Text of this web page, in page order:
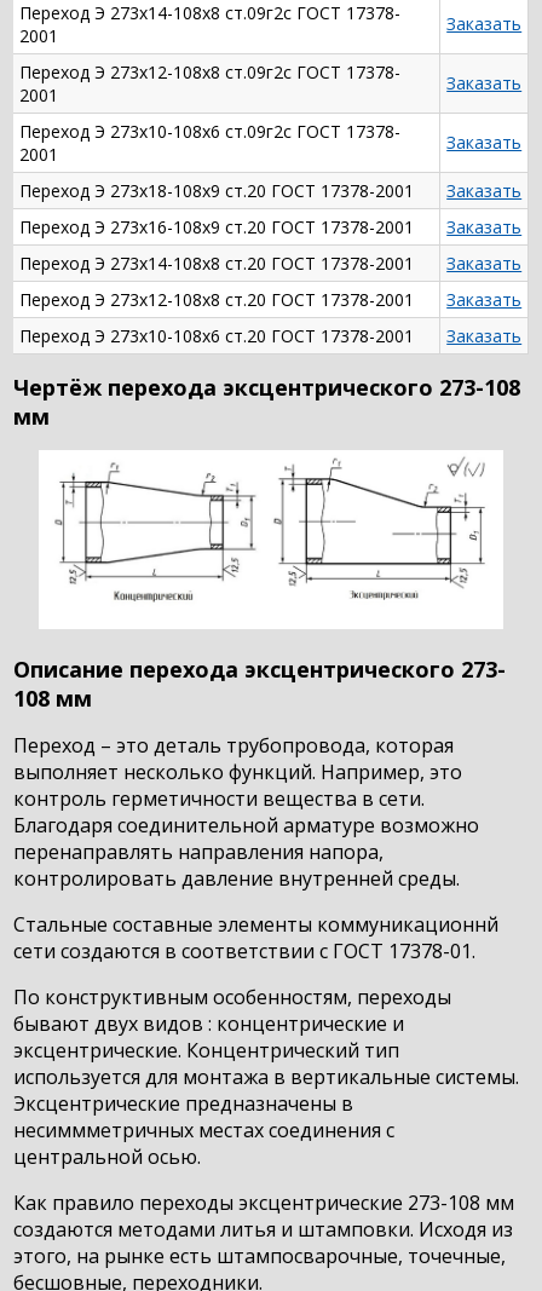
Переход Э 273х14-108х8 ст.09г2с ГОСТ 17378-
2001
Заказать
Переход Э 273х12-108х8 ст.09г2с ГОСТ 17378-
2001
Заказать
Переход Э 273х10-108х6 ст.09г2с ГОСТ 17378-
2001
Заказать
Переход Э 273х18-108х9 ст.20 ГОСТ 17378-2001
Заказать
Переход Э 273х16-108х9 ст.20 ГОСТ 17378-2001
Заказать
Переход Э 273х14-108х8 ст.20 ГОСТ 17378-2001
Заказать
Переход Э 273х12-108х8 ст.20 ГОСТ 17378-2001
Заказать
Переход Э 273х10-108х6 ст.20 ГОСТ 17378-2001
Заказать
Чертёж перехода эксцентрического 273-108
мм
Описание перехода эксцентрического 273-
108 мм
Переход – это деталь трубопровода, которая
выполняет несколько функций. Например, это
контроль герметичности вещества в сети.
Благодаря соединительной арматуре возможно
перенаправлять направления напора,
контролировать давление внутренней среды.
Стальные составные элементы коммуникационнй
сети создаются в соответствии с ГОСТ 17378-01.
По конструктивным особенностям, переходы
бывают двух видов : концентрические и
эксцентрические. Концентрический тип
используется для монтажа в вертикальные системы.
Эксцентрические предназначены в
несиммметричных местах соединения с
центральной осью.
Как правило переходы эксцентрические 273-108 мм
создаются методами литья и штамповки. Исходя из
этого, на рынке есть штампосварочные, точечные,
бесшовные, переходники.